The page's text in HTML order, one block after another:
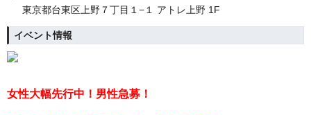
東京都台東区上野７丁目１−１ アトレ上野 1F
イベント情報
女性大幅先行中！男性急募！